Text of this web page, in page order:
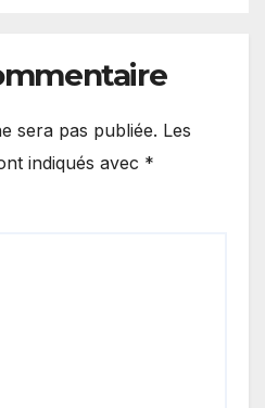
sera pas publiée. Les
indiqués avec *